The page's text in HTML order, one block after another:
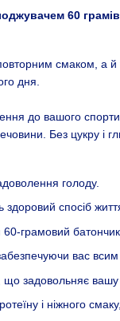
60
смаком, а
дня.
до вашого
Без цукру
голоду.
здоровий спосіб
60-грамовий
вас
задовольняє вашу
і ніжного